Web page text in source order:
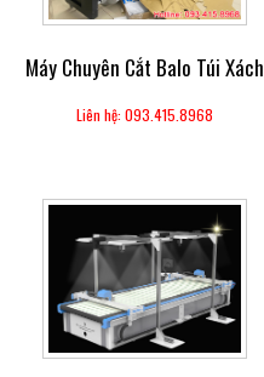
Máy Chuyên Cắt Balo Túi Xách
Liên hệ: 093.415.8968